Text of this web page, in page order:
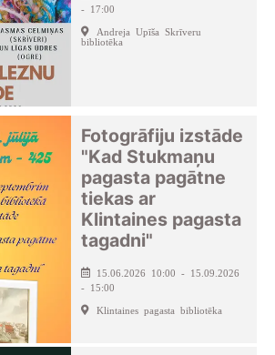
- 17:00
Andreja Upīša Skrīveru
bibliotēka
Fotogrāfiju izstāde
"Kad Stukmaņu
pagasta pagātne
tiekas ar
Klintaines pagasta
tagadni"
15.06.2026 10:00 - 15.09.2026
- 15:00
Klintaines pagasta bibliotēka